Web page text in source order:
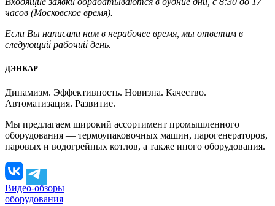
часов (Московское время).
Если Вы написали нам в нерабочее время, мы ответим в
следующий рабочий день.
ДЭНКАР
Динамизм. Эффективность. Новизна. Качество.
Автоматизация. Развитие.
Мы предлагаем широкий ассортимент промышленного
оборудования — термоупаковочных машин, парогенераторов,
паровых и водогрейных котлов, а также иного оборудования.
Видео-обзоры
оборудования